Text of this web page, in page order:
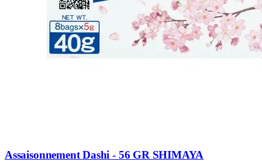
Assaisonnement Dashi - 56 GR SHIMAYA